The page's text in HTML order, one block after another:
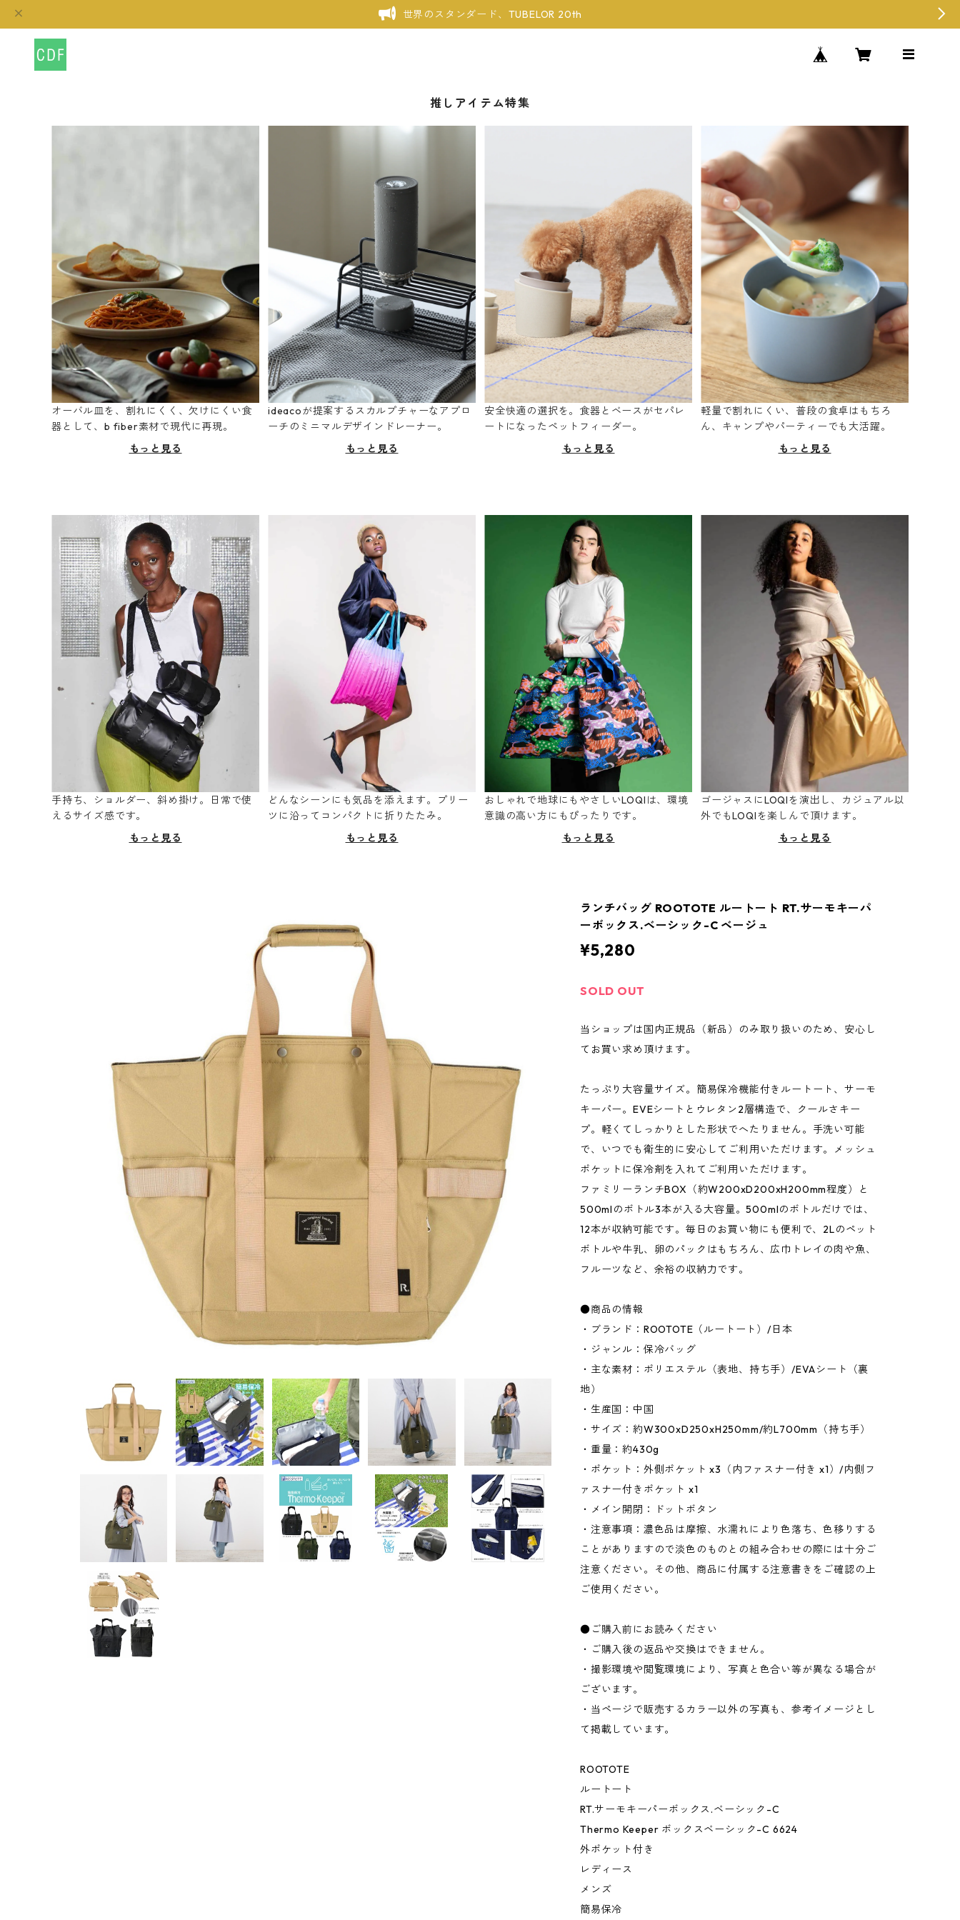
世界のスタンダード、TUBELOR 20th
推しアイテム特集
オーバル皿を、割れにくく、欠けにくい食
器として、b fiber素材で現代に再現。
もっと見る
ideacoが提案するスカルプチャーなアプロ
ーチのミニマルデザインドレーナー。
もっと見る
安全快適の選択を。食器とベースがセパレ
ートになったペットフィーダー。
もっと見る
軽量で割れにくい、普段の食卓はもちろ
ん、キャンプやパーティーでも大活躍。
もっと見る
手持ち、ショルダー、斜め掛け。日常で使
えるサイズ感です。
もっと見る
どんなシーンにも気品を添えます。プリー
ツに沿ってコンパクトに折りたたみ。
もっと見る
おしゃれで地球にもやさしいLOQIは、環境
意識の高い方にもぴったりです。
もっと見る
ゴージャスにLOQIを演出し、カジュアル以
外でもLOQIを楽しんで頂けます。
もっと見る
ランチバッグ ROOTOTE ルートート RT.サーモキーパ
ーボックス.ベーシック-C ベージュ
¥5,280
SOLD OUT
当ショップは国内正規品（新品）のみ取り扱いのため、安心し
てお買い求め頂けます。
たっぷり大容量サイズ。簡易保冷機能付きルートート、サーモ
キーパー。EVEシートとウレタン2層構造で、クールさキー
プ。軽くてしっかりとした形状でへたりません。手洗い可能
で、いつでも衛生的に安心してご利用いただけます。メッシュ
ポケットに保冷剤を入れてご利用いただけます。
ファミリーランチBOX（約W200xD200xH200mm程度）と
500mlのボトル3本が入る大容量。500mlのボトルだけでは、
12本が収納可能です。毎日のお買い物にも便利で、2Lのペット
ボトルや牛乳、卵のパックはもちろん、広巾トレイの肉や魚、
フルーツなど、余裕の収納力です。
●商品の情報
・ブランド：ROOTOTE（ルートート）/日本
・ジャンル：保冷バッグ
・主な素材：ポリエステル（表地、持ち手）/EVAシート（裏
地）
・生産国：中国
・サイズ：約W300xD250xH250mm/約L700mm（持ち手）
・重量：約430g
・ポケット：外側ポケット x3（内ファスナー付き x1）/内側フ
ァスナー付きポケット x1
・メイン開閉：ドットボタン
・注意事項：濃色品は摩擦、水濡れにより色落ち、色移りする
ことがありますので淡色のものとの組み合わせの際には十分ご
注意ください。その他、商品に付属する注意書きをご確認の上
ご使用ください。
●ご購入前にお読みください
・ご購入後の返品や交換はできません。
・撮影環境や閲覧環境により、写真と色合い等が異なる場合が
ございます。
・当ページで販売するカラー以外の写真も、参考イメージとし
て掲載しています。
ROOTOTE
ルートート
RT.サーモキーパーボックス.ベーシック-C
Thermo Keeper ボックスベーシック-C 6624
外ポケット付き
レディース
メンズ
簡易保冷